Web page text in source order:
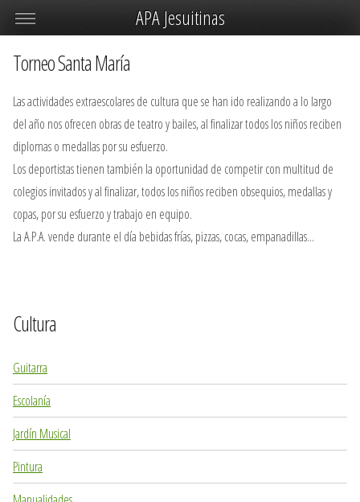
Torneo Santa María
Las actividades extraescolares de cultura que se han ido realizando a lo largo
del año nos ofrecen obras de teatro y bailes, al finalizar todos los niños reciben
diplomas o medallas por su esfuerzo.
Los deportistas tienen también la oportunidad de competir con multitud de
colegios invitados y al finalizar, todos los niños reciben obsequios, medallas y
copas, por su esfuerzo y trabajo en equipo.
La A.P.A. vende durante el día bebidas frías, pizzas, cocas, empanadillas...
Cultura
Guitarra
Escolanía
Jardín Musical
Pintura
APA Jesuitinas